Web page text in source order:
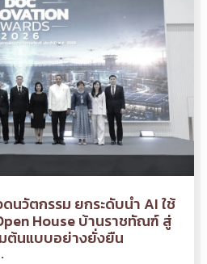
นวัตกรรม ยกระดับนำ AI ใช้
House บ้านราชทัณฑ์ สู่
ต้นแบบอย่างยั่งยืน